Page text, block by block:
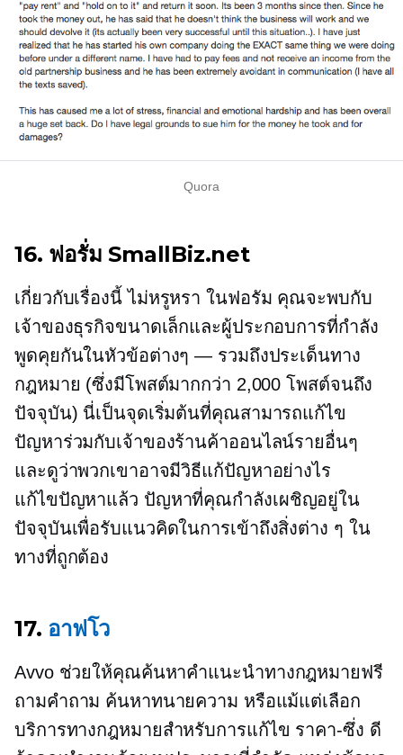
Quora
16. ฟอรั่ม SmallBiz.net
เกี่ยวกับเรื่องนี้ไม่หรูหรา ในฟอรัม คุณจะพบกับ
เจ้าของธุรกิจขนาดเล็กและผู้ประกอบการที่กำลัง
พูดคุยกันในหัวข้อต่างๆ — รวมถึงประเด็นทาง
กฎหมาย (ซึ่งมีโพสต์มากกว่า 2,000 โพสต์จนถึง
ปัจจุบัน) นี่เป็นจุดเริ่มต้นที่คุณสามารถแก้ไข
ปัญหาร่วมกับเจ้าของร้านค้าออนไลน์รายอื่นๆ
และดูว่าพวกเขาอาจมีวิธีแก้ปัญหาอย่างไร
แก้ไขปัญหาแล้ว ปัญหาที่คุณกำลังเผชิญอยู่ใน
ปัจจุบันเพื่อรับแนวคิดในการเข้าถึงสิ่งต่าง ๆ ใน
ทางที่ถูกต้อง
17. อาฟโว
Avvo ช่วยให้คุณค้นหาคำแนะนำทางกฎหมายฟรี
ถามคำถาม ค้นหาทนายความ หรือแม้แต่เลือก
บริการทางกฎหมายสำหรับการแก้ไข ราคา-ซึ่ง ดี